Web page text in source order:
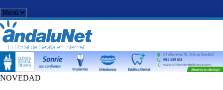
NOVEDAD